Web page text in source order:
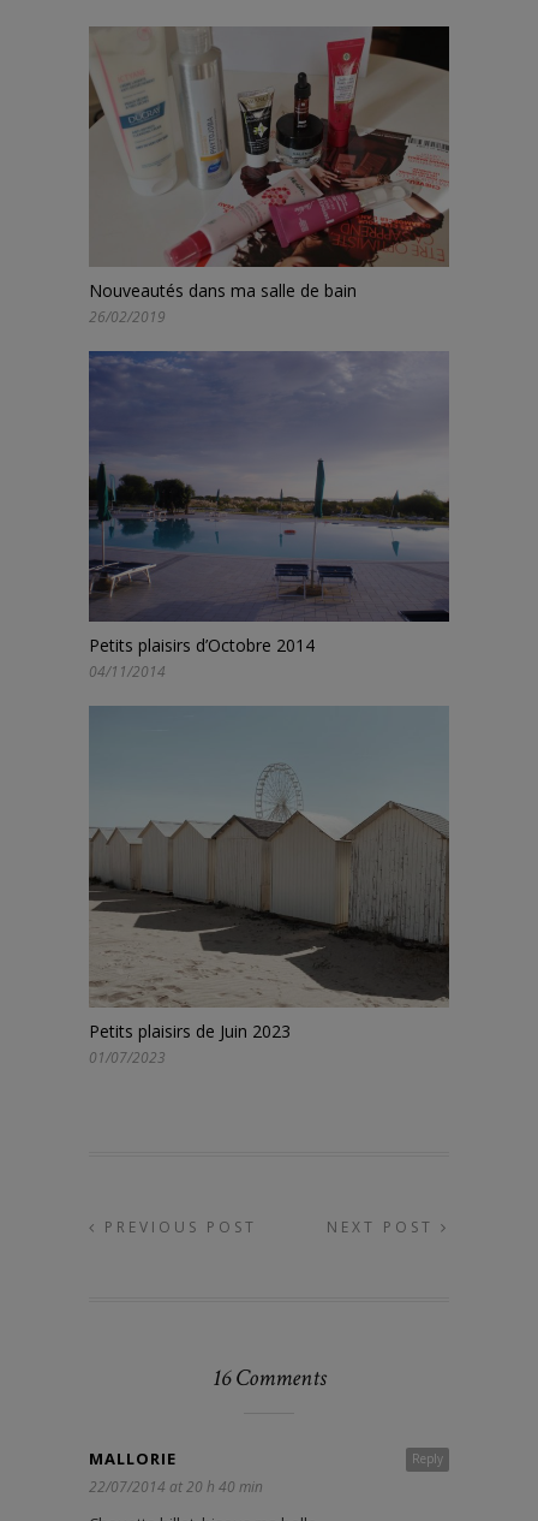
Nouveautés dans ma salle de bain
26/02/2019
Petits plaisirs d’Octobre 2014
04/11/2014
Petits plaisirs de Juin 2023
01/07/2023
PREVIOUS POST NEXT POST
16 Comments
Reply
MALLORIE
22/07/2014 at 20 h 40 min